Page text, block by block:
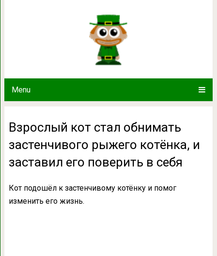
Menu
Взрослый кот стал обнимать
заставил его
Взрослый кот стал обнимать
застенчивого рыжего котёнка, и
заставил его поверить в себя
Кот подошёл к застенчивому котёнку и помог
изменить его жизнь.